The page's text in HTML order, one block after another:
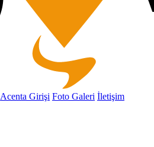
Acenta Girişi Foto Galeri İletişim